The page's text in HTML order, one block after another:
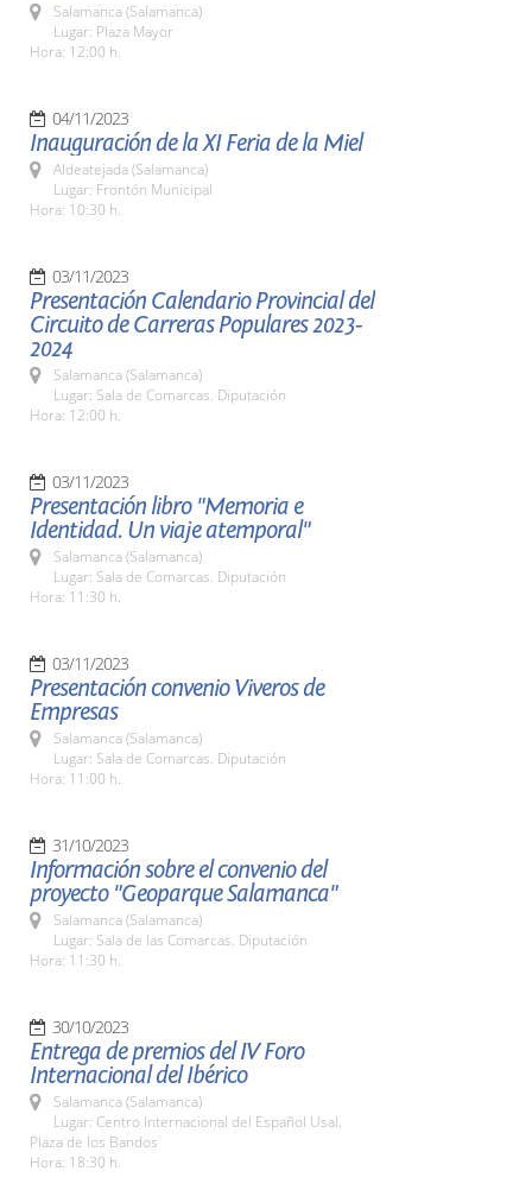
Salamanca (Salamanca)
Lugar: Plaza Mayor
Hora: 12:00 h.
04/11/2023
Inauguración de la XI Feria de la Miel
Aldeatejada (Salamanca)
Lugar: Frontón Municipal
Hora: 10:30 h.
03/11/2023
Presentación Calendario Provincial del
Circuito de Carreras Populares 2023-
2024
Salamanca (Salamanca)
Lugar: Sala de Comarcas. Diputación
Hora: 12:00 h.
03/11/2023
Presentación libro "Memoria e
Identidad. Un viaje atemporal"
Salamanca (Salamanca)
Lugar: Sala de Comarcas. Diputación
Hora: 11:30 h.
03/11/2023
Presentación convenio Viveros de
Empresas
Salamanca (Salamanca)
Lugar: Sala de Comarcas. Diputación
Hora: 11:00 h.
31/10/2023
Información sobre el convenio del
proyecto "Geoparque Salamanca"
Salamanca (Salamanca)
Lugar: Sala de las Comarcas. Diputación
Hora: 11:30 h.
30/10/2023
Entrega de premios del IV Foro
Internacional del Ibérico
Salamanca (Salamanca)
Lugar: Centro Internacional del Español Usal.
Plaza de los Bandos
Hora: 18:30 h.